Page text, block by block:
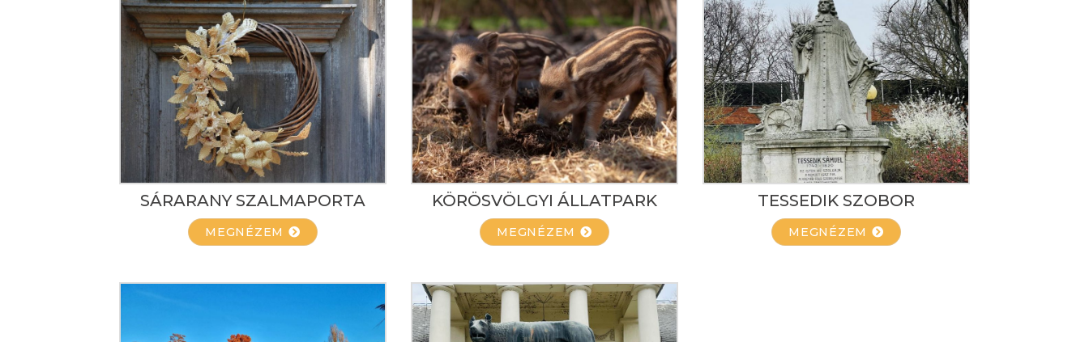
SÁRARANY SZALMAPORTA
MEGNÉZEM
KÖRÖSVÖLGYI ÁLLATPARK
MEGNÉZEM
TESSEDIK SZOBOR
MEGNÉZEM